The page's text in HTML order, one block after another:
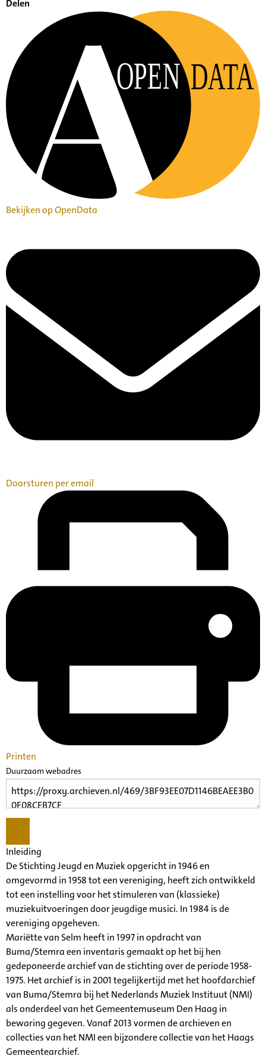
Delen
OPEN DATA
Bekijken op OpenData
Doorsturen per email
Printen
Duurzaam webadres
Inleiding
De Stichting Jeugd en Muziek opgericht in 1946 en
omgevormd in 1958 tot een vereniging, heeft zich ontwikkeld
tot een instelling voor het stimuleren van (klassieke)
muziekuitvoeringen door jeugdige musici. In 1984 is de
vereniging opgeheven.
Mariëtte van Selm heeft in 1997 in opdracht van
Buma/Stemra een inventaris gemaakt op het bij hen
gedeponeerde archief van de stichting over de periode 1958-
1975. Het archief is in 2001 tegelijkertijd met het hoofdarchief
van Buma/Stemra bij het Nederlands Muziek Instituut (NMI)
als onderdeel van het Gemeentemuseum Den Haag in
bewaring gegeven. Vanaf 2013 vormen de archieven en
collecties van het NMI een bijzondere collectie van het Haags
Gemeentearchief.